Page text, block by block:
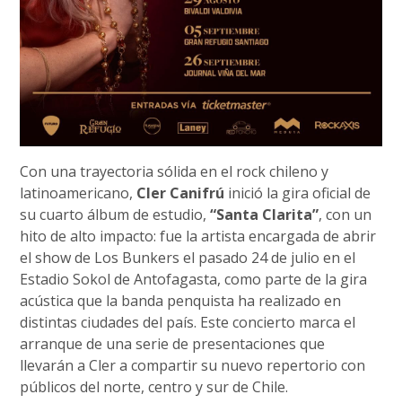
Con una trayectoria sólida en el rock chileno y
latinoamericano, Cler Canifrú inició la gira oficial de
su cuarto álbum de estudio,“Santa Clarita”, con un
hito de alto impacto: fue la artista encargada de abrir
el show de Los Bunkers el pasado 24 de julio en el
Estadio Sokol de Antofagasta, como parte de la gira
acústica que la banda penquista ha realizado en
distintas ciudades del país. Este concierto marca el
arranque de una serie de presentaciones que
llevarán a Cler a compartir su nuevo repertorio con
públicos del norte, centro y sur de Chile.